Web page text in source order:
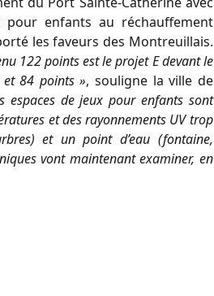
pour enfants au réchauffement
les faveurs des Montreuillais.
122 points est le projet E devant le
et 84 points », souligne la ville de
espaces de jeux pour enfants sont
et des rayonnements UV trop
et un point d’eau (fontaine,
vont maintenant examiner, en